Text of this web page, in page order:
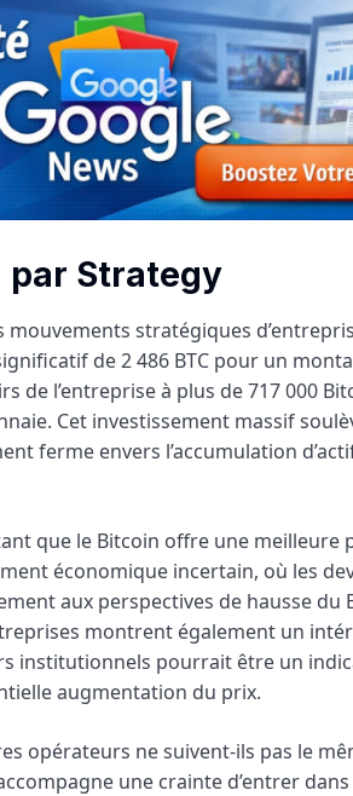
par Strategy
stratégiques
de 2 486 BTC pour un
de l’entreprise à plus de 717 000
Cet investissement massif
ferme envers l’accumulation
que le Bitcoin offre une meilleure
économique incertain, où les
aux perspectives de hausse du
montrent également un
institutionnels pourrait être un
augmentation du prix.
opérateurs ne suivent-ils pas le
une crainte d’entrer